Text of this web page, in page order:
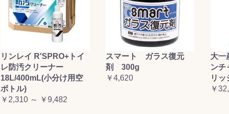
リンレイ R'SPRO+トイ
レ防汚クリーナー
18L/400mL(小分け用空
ボトル)
￥2,310 ～ ￥9,482
スマート ガラス復元
剤 300g
￥4,620
大一
ン
リッ
￥